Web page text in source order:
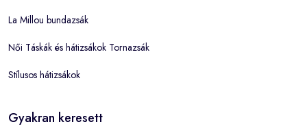
La Millou bundazsák
Női Táskák és hátizsákok Tornazsák
Stílusos hátizsákok
Gyakran keresett